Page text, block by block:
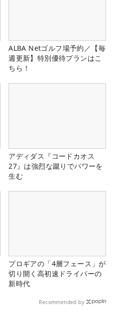
ALBA Netゴルフ場予約／【毎
週更新】特別優待プランはこ
ちら！
アディダス『コードカオス
27』は強烈な蹴りでパワーを
生む
プロギアの「4層フェース」が
切り開く高初速ドライバーの
新時代
Recommended by